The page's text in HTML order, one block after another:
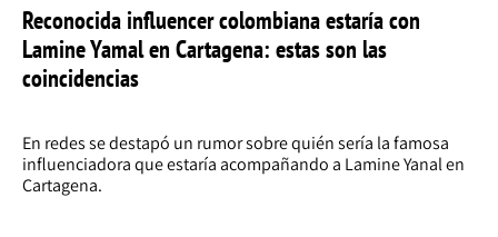
Reconocida influencer colombiana estaría con
Lamine Yamal en Cartagena: estas son las
coincidencias
En redes se destapó un rumor sobre quién sería la famosa
influenciadora que estaría acompañando a Lamine Yanal en
Cartagena.